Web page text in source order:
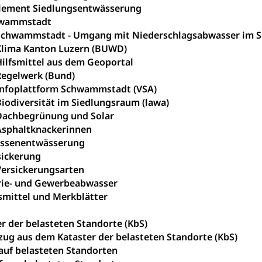
Siedlungsentwässerung
- Umgang mit Niederschlagsabwasser im
Kanton Luzern (BUWD)
aus dem Geoportal
(Bund)
Schwammstadt (VSA)
im Siedlungsraum (lawa)
und Solar
und Gewerbeabwasser
und Merkblätter
der belasteten Standorte (KbS)
aus dem Kataster der belasteten Standorte (KbS)
belasteten Standorten
Gleichstellung
Gerichtsverfahren
Aufgaben und Verfahren Kosten im Zivilprozess
Konkurs
Zahlungsunfähigkeit, Pfändung
Betreibungsämter Betreibungsverfahren
Stimm- und Wahlrecht, Stimmrecht, Abstimmungen, Wahlen,
Einkommenssteuer, Kopfsteuer, Personalsteuer,
Liegenschaftssteuer, Handänderungssteuer,
Verkehrssteuer, Erbschaftssteuer, Schenkungssteuer,
Schlichtungsstelle, Vermittlung, Schlichtung,
(Volksschulen) Beschwerde